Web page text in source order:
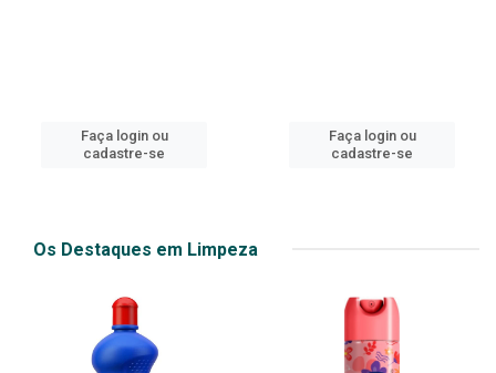
Faça login ou
cadastre-se
Faça login ou
cadastre-se
Os Destaques em Limpeza